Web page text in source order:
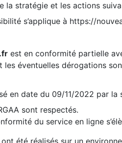
la stratégie et les actions
s’applique à https://
est en conformité partielle
les éventuelles dérogations
en date du 09/11/2022 par
sont respectés.
du service en ligne
été réalisés sur un